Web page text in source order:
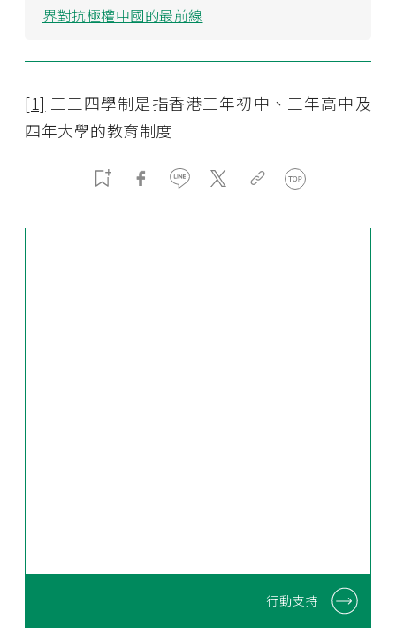
界對抗極權中國的最前線
[1] 三三四學制是指香港三年初中、三年高中及
四年大學的教育制度
行動支持